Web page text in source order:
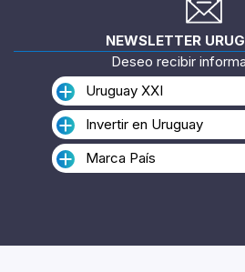
NEWSLETTER
Deseo recibir
Uruguay XXI
Invertir en Uruguay
Marca País